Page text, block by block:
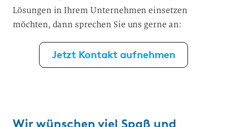
Lösungen in Ihrem Unternehmen einsetzen
möchten, dann sprechen Sie uns gerne an:
Jetzt Kontakt aufnehmen
Wir wünschen viel Spaß und